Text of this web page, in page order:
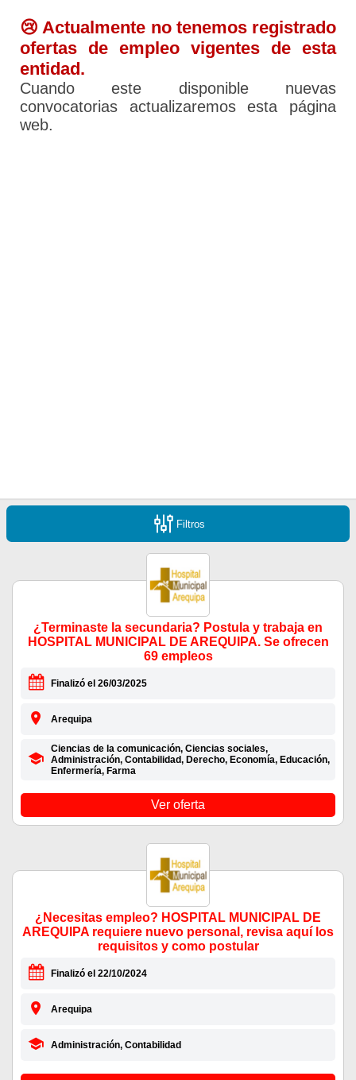
😢 Actualmente no tenemos registrado
ofertas de empleo vigentes de esta
entidad.
Cuando este disponible nuevas
convocatorias actualizaremos esta página
web.
Filtros
¿Terminaste la secundaria? Postula y trabaja en
HOSPITAL MUNICIPAL DE AREQUIPA. Se ofrecen
69 empleos
Finalizó el 26/03/2025
Arequipa
Ciencias de la comunicación, Ciencias sociales,
Administración, Contabilidad, Derecho, Economía, Educación,
Enfermería, Farma
Ver oferta
¿Necesitas empleo? HOSPITAL MUNICIPAL DE
AREQUIPA requiere nuevo personal, revisa aquí los
requisitos y como postular
Finalizó el 22/10/2024
Arequipa
Administración, Contabilidad